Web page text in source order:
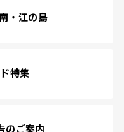
・江の島
特集
のご案内